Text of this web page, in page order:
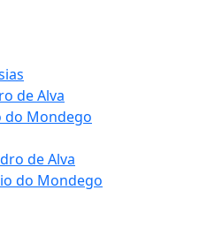
de Alva
do Mondego
de Alva
do Mondego